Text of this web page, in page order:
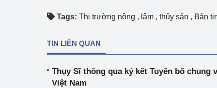
Bản tin Thị trường
Tags: Thị trường nông , lâm , thủy sản , Bản
TIN LIÊN QUAN
Thụy Sĩ thông qua ký kết Tuyên bố chung
Việt Nam